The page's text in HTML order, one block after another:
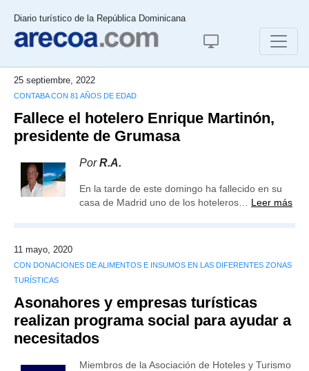
Diario turístico de la República Dominicana
25 septiembre, 2022
CONTABA CON 81 AÑOS DE EDAD
Fallece el hotelero Enrique Martinón,
presidente de Grumasa
PorR.A.
En la tarde de este domingo ha fallecido en su
casa de Madrid uno de los hoteleros… Leer más
11 mayo, 2020
CON DONACIONES DE ALIMENTOS E INSUMOS EN LAS DIFERENTES ZONAS
TURÍSTICAS
Asonahores y empresas turísticas
realizan programa social para ayudar a
necesitados
Miembros de la Asociación de Hoteles y Turismo